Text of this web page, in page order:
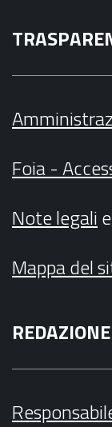
Foia -
Note legalie
Mappa del
REDAZIONE